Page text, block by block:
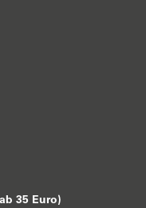
35 Euro)